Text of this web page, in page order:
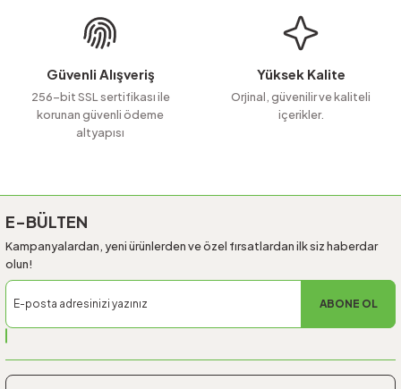
Ürün fiyatı diğer sitelerden daha pahalı.
Bu ürüne benzer farklı alternatifler olmalı.
Güvenli Alışveriş
256-bit SSL sertifikası ile
korunan güvenli ödeme
altyapısı
Yüksek Kalite
Orjinal, güvenilir ve kaliteli
içerikler.
E-BÜLTEN
Kampanyalardan, yeni ürünlerden ve özel fırsatlardan ilk siz haberdar
olun!
ABONE OL